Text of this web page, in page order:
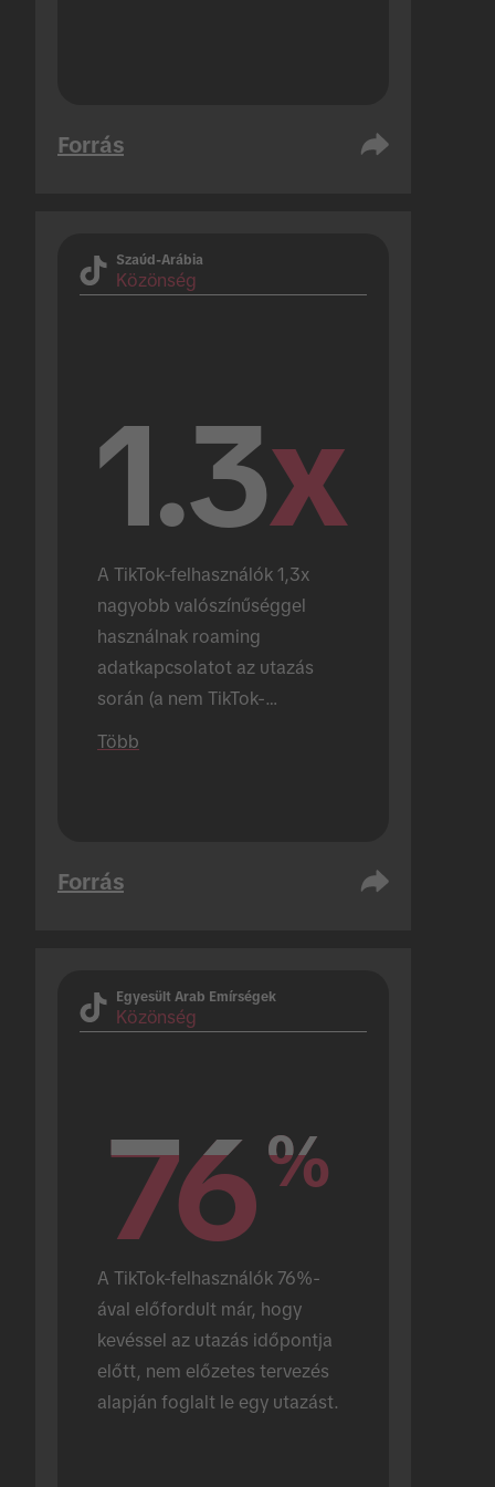
Forrás
Szaúd-Arábia
Közönség
1.3x
A TikTok-felhasználók 1,3x
nagyobb valószínűséggel
használnak roaming
adatkapcsolatot az utazás
során (a nem TikTok-
Több
Forrás
Egyesült Arab Emírségek
Közönség
76%
76%
A TikTok-felhasználók 76%-
ával előfordult már, hogy
kevéssel az utazás időpontja
előtt, nem előzetes tervezés
alapján foglalt le egy utazást.